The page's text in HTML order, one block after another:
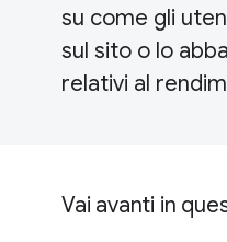
su come gli
sul sito o lo
relativi al
Vai avanti in